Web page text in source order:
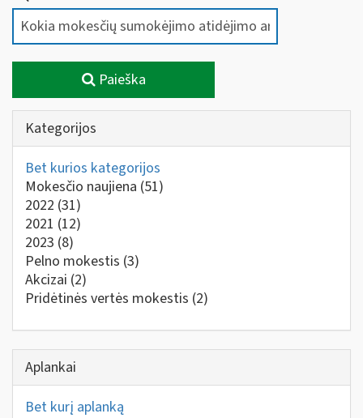
Paieška
Kategorijos
Bet kurios kategorijos
Mokesčio naujiena (51)
2022 (31)
2021 (12)
2023 (8)
Pelno mokestis (3)
Akcizai (2)
Pridėtinės vertės mokestis (2)
Aplankai
Bet kurį aplanką